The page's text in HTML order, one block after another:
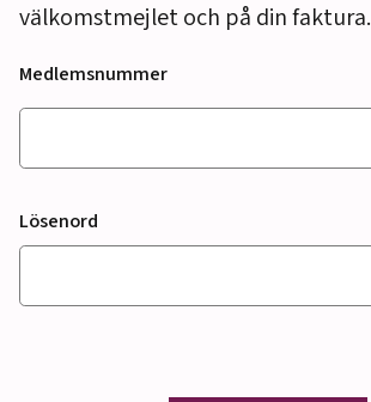
välkomstmejlet och på din faktura.
Medlemsnummer
Lösenord